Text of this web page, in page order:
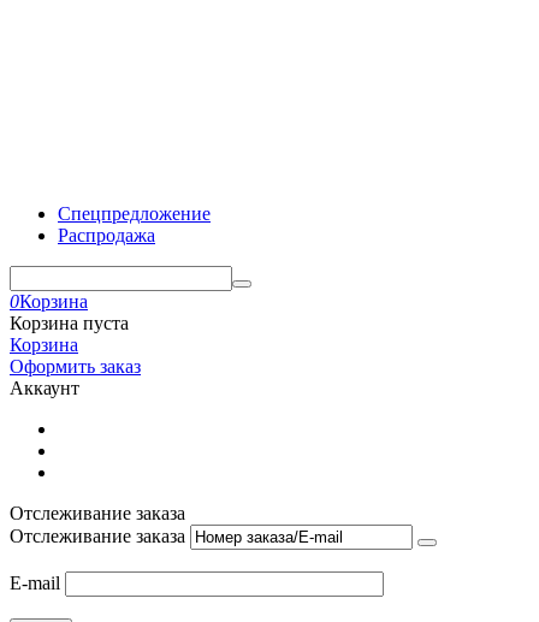
Спецпредложение
Распродажа
0Корзина
Корзина пуста
Корзина
Оформить заказ
Аккаунт
Отслеживание заказа
Отслеживание заказа
E-mail